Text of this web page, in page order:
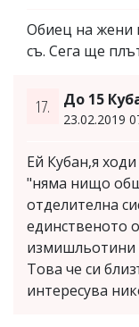
Обиец на жени
съ. Сега ще
17. До 15
23.02.2019
Ей Кубан,я
"няма нищо
отделителна
единственото
измишльотини
Това че си
интересува